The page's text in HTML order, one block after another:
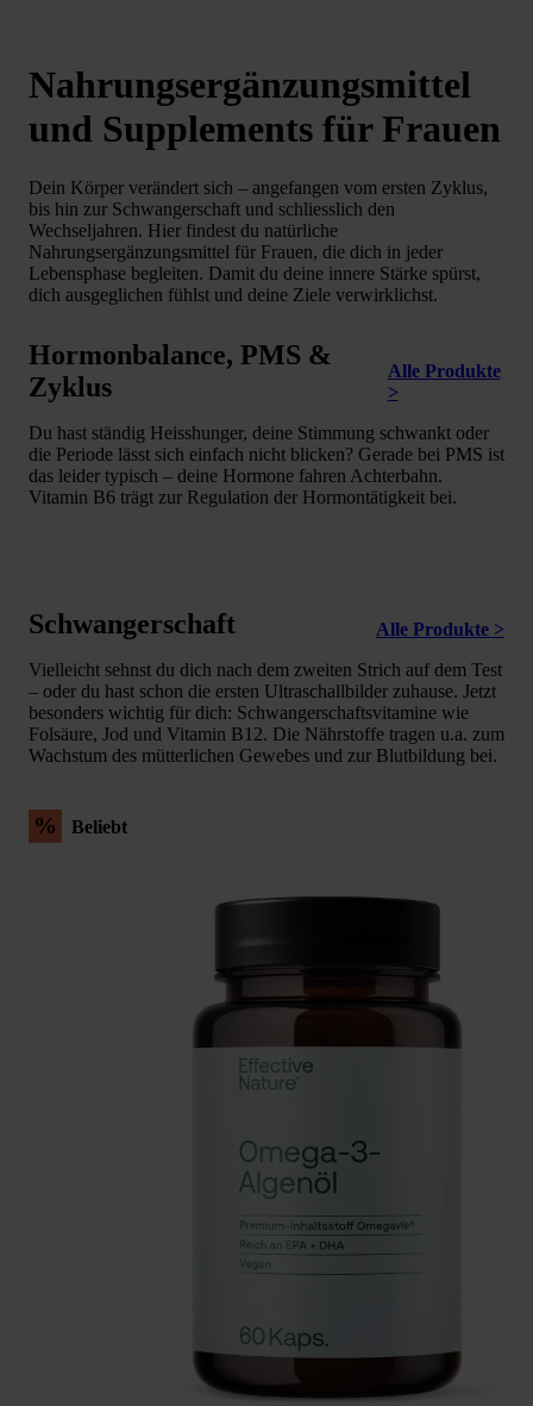
Nahrungsergänzungsmittel
und Supplements für Frauen
Dein Körper verändert sich – angefangen vom ersten Zyklus,
bis hin zur Schwangerschaft und schliesslich den
Wechseljahren. Hier findest du natürliche
Nahrungsergänzungsmittel für Frauen, die dich in jeder
Lebensphase begleiten. Damit du deine innere Stärke spürst,
dich ausgeglichen fühlst und deine Ziele verwirklichst.
Hormonbalance, PMS &
Zyklus
Alle Produkte
>
Du hast ständig Heisshunger, deine Stimmung schwankt oder
die Periode lässt sich einfach nicht blicken? Gerade bei PMS ist
das leider typisch – deine Hormone fahren Achterbahn.
Vitamin B6 trägt zur Regulation der Hormontätigkeit bei.
Schwangerschaft
Alle Produkte >
Vielleicht sehnst du dich nach dem zweiten Strich auf dem Test
– oder du hast schon die ersten Ultraschallbilder zuhause. Jetzt
besonders wichtig für dich: Schwangerschaftsvitamine wie
Folsäure, Jod und Vitamin B12. Die Nährstoffe tragen u.a. zum
Wachstum des mütterlichen Gewebes und zur Blutbildung bei.
% Beliebt